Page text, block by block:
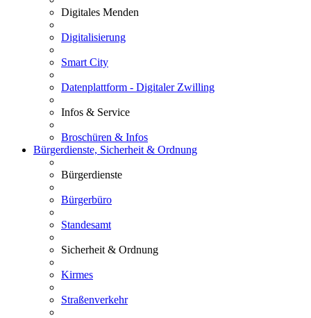
Digitales Menden
Digitalisierung
Smart City
Datenplattform - Digitaler Zwilling
Infos & Service
Broschüren & Infos
Bürgerdienste, Sicherheit & Ordnung
Bürgerdienste
Bürgerbüro
Standesamt
Sicherheit & Ordnung
Kirmes
Straßenverkehr